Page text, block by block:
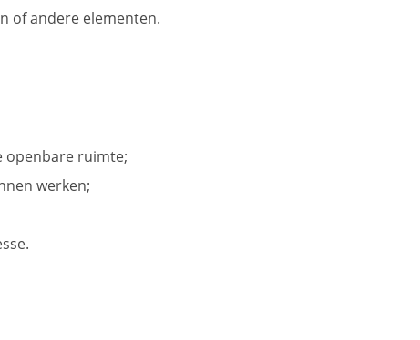
of andere elementen.
openbare ruimte;
werken;